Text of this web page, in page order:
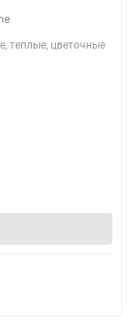
теплые, цветочные